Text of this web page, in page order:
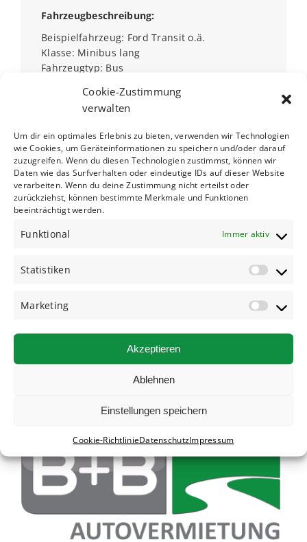
Cookie-Zustimmung
verwalten
Um dir ein optimales Erlebnis zu bieten, verwenden wir Technologien
wie Cookies, um Geräteinformationen zu speichern und/oder darauf
zuzugreifen. Wenn du diesen Technologien zustimmst, können wir
Daten wie das Surfverhalten oder eindeutige IDs auf dieser Website
verarbeiten. Wenn du deine Zustimmung nicht erteilst oder
zurückziehst, können bestimmte Merkmale und Funktionen
beeinträchtigt werden.
Funktional Immer aktiv
Statistiken
Marketing
Akzeptieren
Ablehnen
Einstellungen speichern
Cookie-RichtlinieDatenschutzImpressum
Fahrzeugbeschreibung:
Beispielfahrzeug: Ford Transit o.ä.
Klasse: Minibus lang
Fahrzeugtyp: Bus
Ausstattungsdetails:
Altersbestimmungen:
300€ hinterlegt werden.